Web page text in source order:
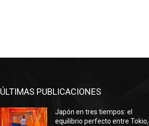
ÚLTIMAS PUBLICACIONES
Japón en tres tiempos: el
equilibrio perfecto entre Tokio,